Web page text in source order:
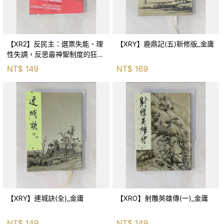
【XR2】反民主：選票失能、理
性失調，反思最神聖制度的狂亂
NT$ 149
【XRY】鹿鼎記(五)新修版_金庸
NT$ 169
【XRY】連城訣(全)_金庸 【XRO】射雕英雄傳(一)_金庸